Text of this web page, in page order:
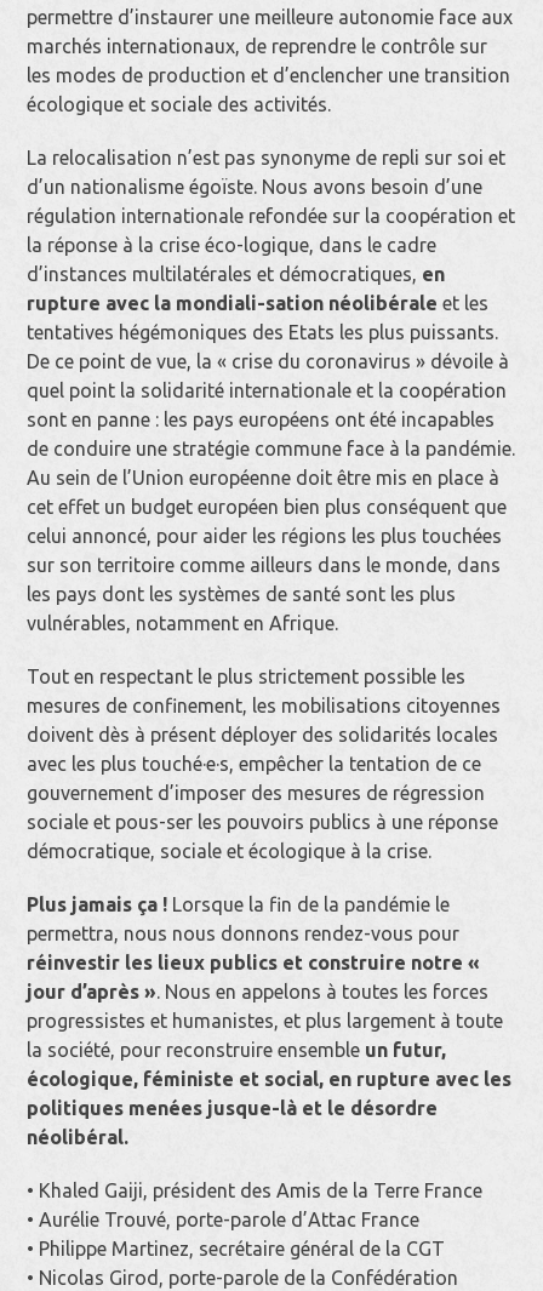
permettre d’instaurer une meilleure autonomie face aux
marchés internationaux, de reprendre le contrôle sur
les modes de production et d’enclencher une transition
écologique et sociale des activités.
La relocalisation n’est pas synonyme de repli sur soi et
d’un nationalisme égoïste. Nous avons besoin d’une
régulation internationale refondée sur la coopération et
la réponse à la crise éco-logique, dans le cadre
d’instances multilatérales et démocratiques, en
rupture avec la mondiali-sation néolibéraleet les
tentatives hégémoniques des Etats les plus puissants.
De ce point de vue, la « crise du coronavirus » dévoile à
quel point la solidarité internationale et la coopération
sont en panne : les pays européens ont été incapables
de conduire une stratégie commune face à la pandémie.
Au sein de l’Union européenne doit être mis en place à
cet effet un budget européen bien plus conséquent que
celui annoncé, pour aider les régions les plus touchées
sur son territoire comme ailleurs dans le monde, dans
les pays dont les systèmes de santé sont les plus
vulnérables, notamment en Afrique.
Tout en respectant le plus strictement possible les
mesures de confinement, les mobilisations citoyennes
doivent dès à présent déployer des solidarités locales
avec les plus touché·e·s, empêcher la tentation de ce
gouvernement d’imposer des mesures de régression
sociale et pous-ser les pouvoirs publics à une réponse
démocratique, sociale et écologique à la crise.
Plus jamais ça ! Lorsque la fin de la pandémie le
permettra, nous nous donnons rendez-vous pour
réinvestir les lieux publics et construire notre «
jour d’après » . Nous en appelons à toutes les forces
progressistes et humanistes, et plus largement à toute
la société, pour reconstruire ensemble un futur,
écologique, féministe et social, en rupture avec les
politiques menées jusque-là et le désordre
néolibéral.
• Khaled Gaiji, président des Amis de la Terre France
• Aurélie Trouvé, porte-parole d’Attac France
• Philippe Martinez, secrétaire général de la CGT
• Nicolas Girod, porte-parole de la Confédération